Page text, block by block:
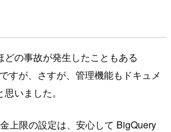
の事故が発生したこともある
すが、さすが、管理機能もドキュメ
いました。
上限の設定は、安心して BigQuery